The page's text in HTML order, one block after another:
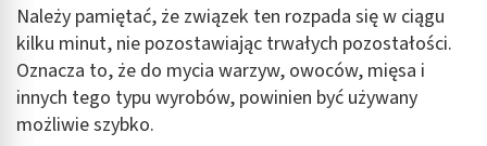
Należy pamiętać, że związek ten rozpada się w ciągu
kilku minut, nie pozostawiając trwałych pozostałości.
Oznacza to, że do mycia warzyw, owoców, mięsa i
innych tego typu wyrobów, powinien być używany
możliwie szybko.
Tworzenie profili w celu spersonalizowanych
reklam
Wykorzystanie profili do wyboru
spersonalizowanych reklam